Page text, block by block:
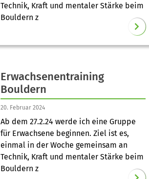
Technik, Kraft und mentaler Stärke beim
Bouldern z
Erwachsenentraining
Bouldern
20. Februar 2024
Ab dem 27.2.24 werde ich eine Gruppe
für Erwachsene beginnen. Ziel ist es,
einmal in der Woche gemeinsam an
Technik, Kraft und mentaler Stärke beim
Bouldern z